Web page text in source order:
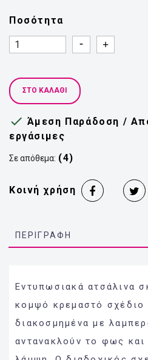
Ποσότητα
Quantity
Quantity
ΣΤΟ ΚΑΛΆΘΙ
 Άμεση Παράδοση /
εργάσιμες
Σε απόθεμα: (4)
Κοινή χρήση
ΠΕΡΙΓΡΑΦΉ
Εντυπωσιακά ατσάλινα
κομψό κρεμαστό σχέδιο
διακοσμημένα με
αντανακλούν το φως και